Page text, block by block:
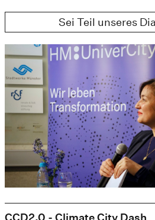
Sei Teil unseres
CCD2.0 - Climate City Dash